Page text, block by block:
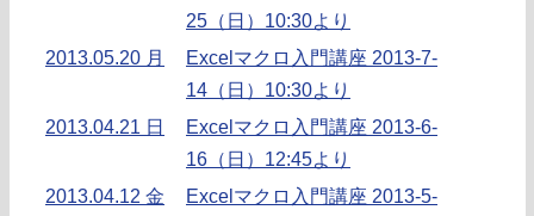
25（日）10:30より
2013.05.20 月
Excelマクロ入門講座 2013-7-
14（日）10:30より
2013.04.21 日
Excelマクロ入門講座 2013-6-
16（日）12:45より
2013.04.12 金
Excelマクロ入門講座 2013-5-